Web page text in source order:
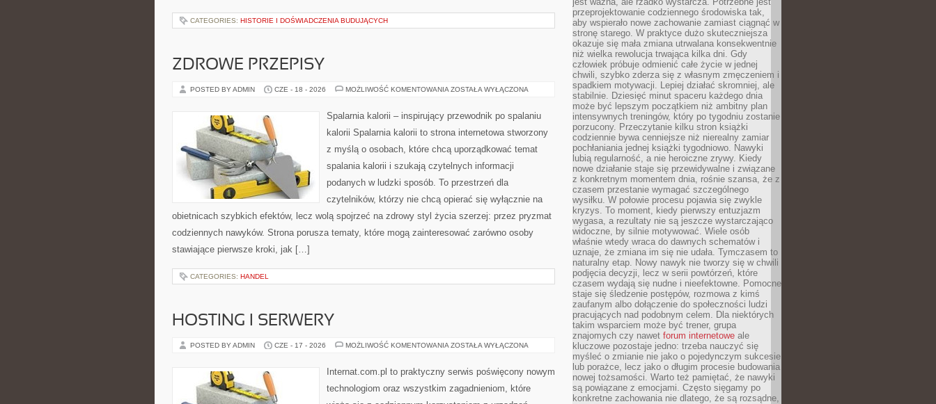
CATEGORIES: HISTORIE I DOŚWIADCZENIA BUDUJĄCYCH
ZDROWE PRZEPISY
POSTED BY ADMIN CZE - 18 - 2026 MOŻLIWOŚĆ KOMENTOWANIA ZDROWE
ZOSTAŁA WYŁĄCZONA
Spalarnia kalorii – inspirujący przewodnik po spalaniu
kalorii Spalarnia kalorii to strona internetowa stworzony
z myślą o osobach, które chcą uporządkować temat
spalania kalorii i szukają czytelnych informacji
podanych w ludzki sposób. To przestrzeń dla
czytelników, którzy nie chcą opierać się wyłącznie na
obietnicach szybkich efektów, lecz wolą spojrzeć na zdrowy styl życia szerzej: przez pryzmat
codziennych nawyków. Strona porusza tematy, które mogą zainteresować zarówno osoby
stawiające pierwsze kroki, jak […]
CATEGORIES: HANDEL
HOSTING I SERWERY
POSTED BY ADMIN CZE - 17 - 2026 MOŻLIWOŚĆ KOMENTOWANIA HOSTING
ZOSTAŁA WYŁĄCZONA
Internat.com.pl to praktyczny serwis poświęcony nowym
technologiom oraz wszystkim zagadnieniom, które
przeprojektowanie codziennego środowiska tak,
aby wspierało nowe zachowanie zamiast ciągnąć w
stronę starego. W praktyce dużo skuteczniejsza
okazuje się mała zmiana utrwalana konsekwentnie
niż wielka rewolucja trwająca kilka dni. Gdy
człowiek próbuje odmienić całe życie w jednej
chwili, szybko zderza się z własnym zmęczeniem i
spadkiem motywacji. Lepiej działać skromniej, ale
stabilnie. Dziesięć minut spaceru każdego dnia
może być lepszym początkiem niż ambitny plan
intensywnych treningów, który po tygodniu zostanie
porzucony. Przeczytanie kilku stron książki
codziennie bywa cenniejsze niż nierealny zamiar
pochłaniania jednej książki tygodniowo. Nawyki
lubią regularność, a nie heroiczne zrywy. Kiedy
nowe działanie staje się przewidywalne i związane
z konkretnym momentem dnia, rośnie szansa, że z
czasem przestanie wymagać szczególnego
wysiłku. W połowie procesu pojawia się zwykle
kryzys. To moment, kiedy pierwszy entuzjazm
wygasa, a rezultaty nie są jeszcze wystarczająco
widoczne, by silnie motywować. Wiele osób
właśnie wtedy wraca do dawnych schematów i
uznaje, że zmiana im się nie udała. Tymczasem to
naturalny etap. Nowy nawyk nie tworzy się w chwili
podjęcia decyzji, lecz w serii powtórzeń, które
czasem wydają się nudne i nieefektowne. Pomocne
staje się śledzenie postępów, rozmowa z kimś
zaufanym albo dołączenie do społeczności ludzi
pracujących nad podobnym celem. Dla niektórych
takim wsparciem może być trener, grupa
znajomych czy nawet forum internetowe ale
kluczowe pozostaje jedno: trzeba nauczyć się
myśleć o zmianie nie jako o pojedynczym sukcesie
lub porażce, lecz jako o długim procesie budowania
nowej tożsamości. Warto też pamiętać, że nawyki
są powiązane z emocjami. Często sięgamy po
konkretne zachowania nie dlatego, że są rozsądne,